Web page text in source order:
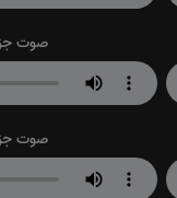
صوت
صوت